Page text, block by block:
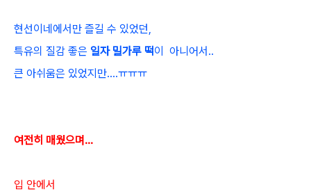
현선이네에서만 즐길 수 있었던,
특유의 질감 좋은 일자 밀가루 떡이 아니어서..
큰 아쉬움은 있었지만....ㅠㅠㅠ
여전히 매웠으며...
입 안에서